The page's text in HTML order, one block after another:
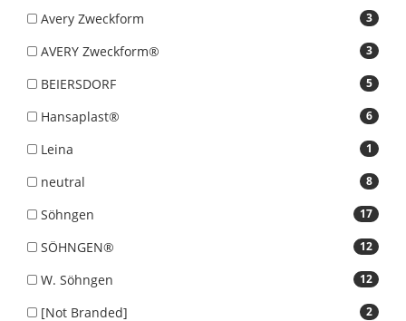
3
Avery Zweckform
3
AVERY Zweckform®
5
BEIERSDORF
6
Hansaplast®
1
Leina
8
neutral
17
Söhngen
12
SÖHNGEN®
12
W. Söhngen
2
[Not Branded]